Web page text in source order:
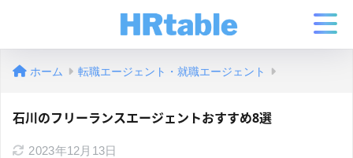
ホーム 転職エージェント・就職エージェント
石川のフリーランスエージェントおすすめ8選
2023年12月13日